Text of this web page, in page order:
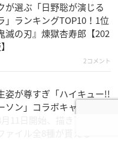
が選ぶ「日野聡が演じる
」ランキングTOP10！1位
滅の刃』煉󠄁獄杏寿郎【202
2コメント
姿が尊すぎ「ハイキュー!!
ン」コラボキャンペー